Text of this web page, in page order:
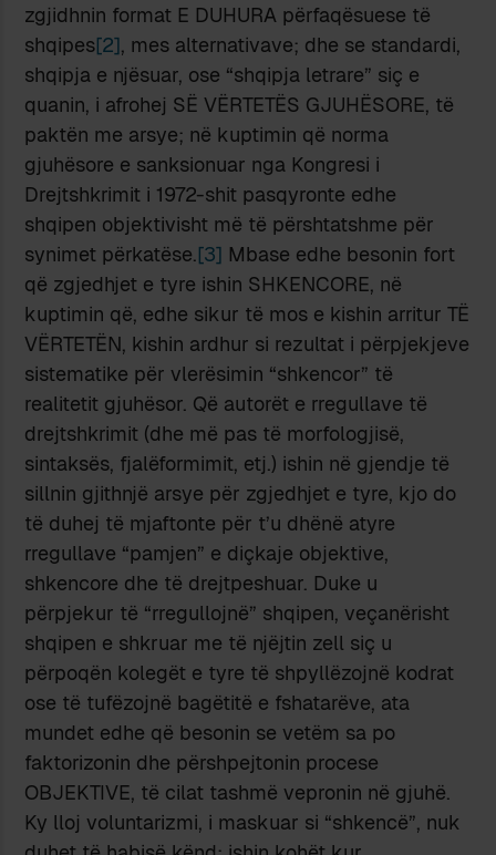
zgjidhnin format E DUHURA përfaqësuese të
shqipes[2], mes alternativave; dhe se standardi,
shqipja e njësuar, ose “shqipja letrare” siç e
quanin, i afrohej SË VËRTETËS GJUHËSORE, të
paktën me arsye; në kuptimin që norma
gjuhësore e sanksionuar nga Kongresi i
Drejtshkrimit i 1972-shit pasqyronte edhe
shqipen objektivisht më të përshtatshme për
synimet përkatëse.[3] Mbase edhe besonin fort
që zgjedhjet e tyre ishin SHKENCORE, në
kuptimin që, edhe sikur të mos e kishin arritur TË
VËRTETËN, kishin ardhur si rezultat i përpjekjeve
sistematike për vlerësimin “shkencor” të
realitetit gjuhësor. Që autorët e rregullave të
drejtshkrimit (dhe më pas të morfologjisë,
sintaksës, fjalëformimit, etj.) ishin në gjendje të
sillnin gjithnjë arsye për zgjedhjet e tyre, kjo do
të duhej të mjaftonte për t’u dhënë atyre
rregullave “pamjen” e diçkaje objektive,
shkencore dhe të drejtpeshuar. Duke u
përpjekur të “rregullojnë” shqipen, veçanërisht
shqipen e shkruar me të njëjtin zell siç u
përpoqën kolegët e tyre të shpyllëzojnë kodrat
ose të tufëzojnë bagëtitë e fshatarëve, ata
mundet edhe që besonin se vetëm sa po
faktorizonin dhe përshpejtonin procese
OBJEKTIVE, të cilat tashmë vepronin në gjuhë.
Ky lloj voluntarizmi, i maskuar si “shkencë”, nuk